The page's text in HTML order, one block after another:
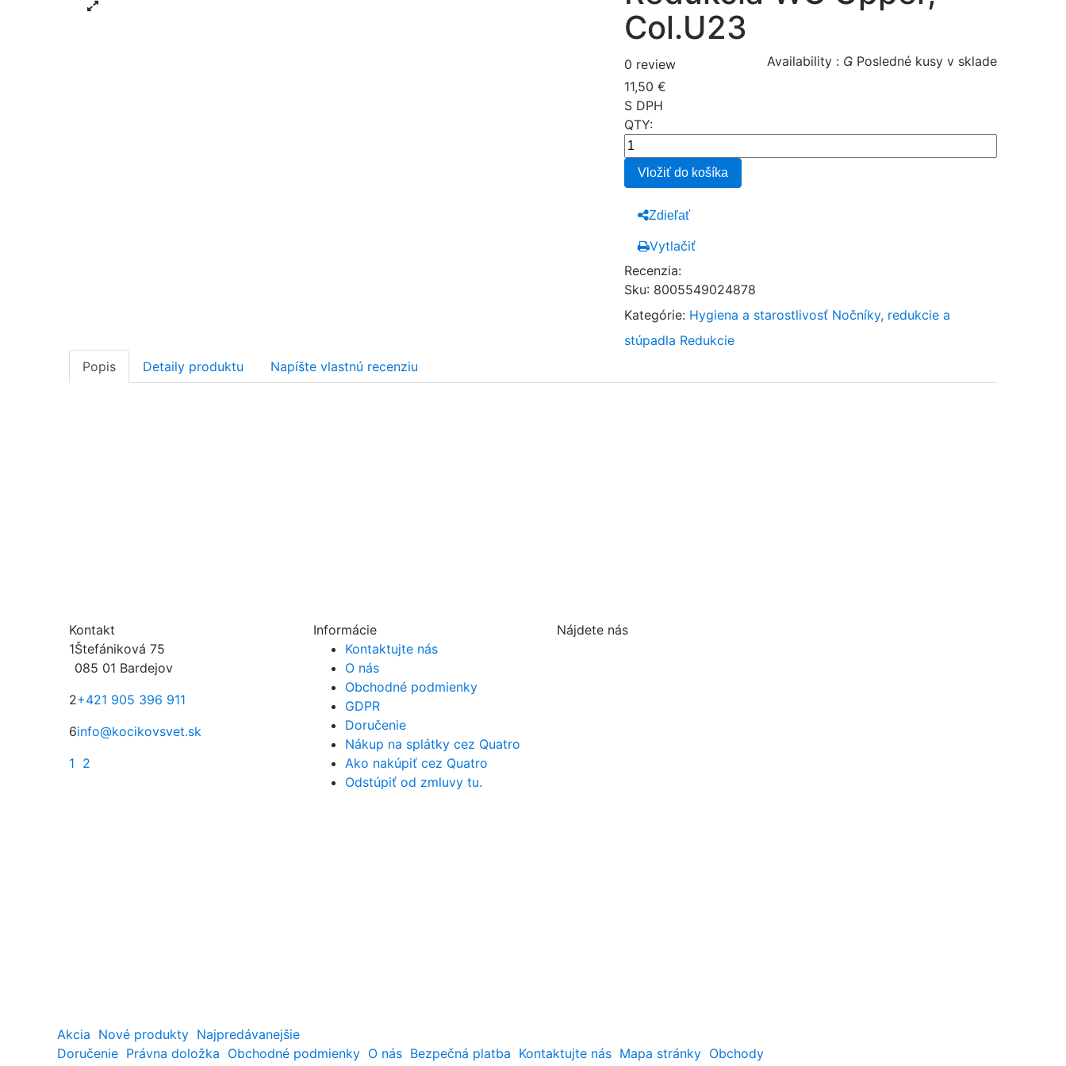
Col.U23
0 review Availability :  Posledné kusy v sklade
11,50 €
S DPH
QTY:
Vložiť do košíka
Zdieľať
Vytlačiť
Recenzia:
Sku: 8005549024878
Kategórie: Hygiena a starostlivosť Nočníky, redukcie a
stúpadla Redukcie
Popis
Detaily produktu Napíšte vlastnú recenziu
Kontakt
1Štefániková 75
085 01 Bardejov
2+421 905 396 911
6info@kocikovsvet.sk
1 2
Informácie
Kontaktujte nás
O nás
Obchodné podmienky
GDPR
Doručenie
Nákup na splátky cez Quatro
Ako nakúpiť cez Quatro
Odstúpiť od zmluvy tu.
Nájdete nás
Akcia Nové produkty Najpredávanejšie
Doručenie Právna doložka Obchodné podmienky O nás Bezpečná platba Kontaktujte nás Mapa stránky Obchody